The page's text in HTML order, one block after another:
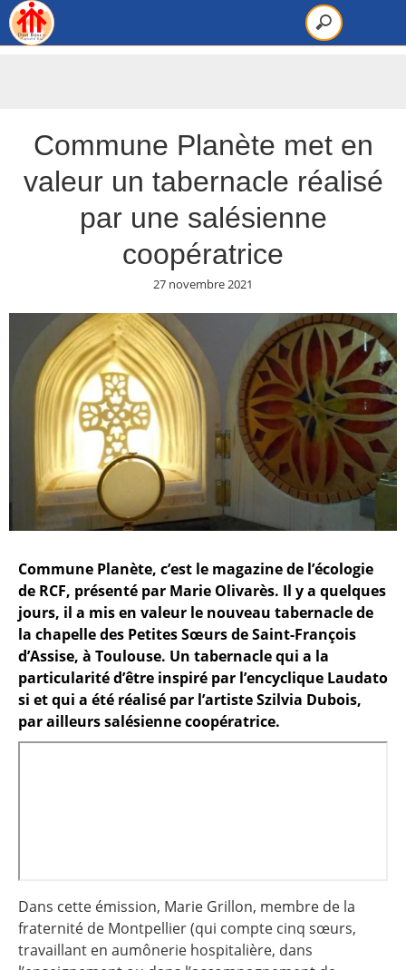
Commune Planète met en
valeur un tabernacle réalisé
par une salésienne
coopératrice
27 novembre 2021
Commune Planète, c’est le magazine de l’écologie
de RCF, présenté par Marie Olivarès. Il y a quelques
jours, il a mis en valeur le nouveau tabernacle de
la chapelle des Petites Sœurs de Saint-François
d’Assise, à Toulouse. Un tabernacle qui a la
particularité d’être inspiré par l’encyclique Laudato
si et qui a été réalisé par l’artiste Szilvia Dubois,
par ailleurs salésienne coopératrice.
Dans cette émission, Marie Grillon, membre de la
fraternité de Montpellier (qui compte cinq sœurs,
travaillant en aumônerie hospitalière, dans